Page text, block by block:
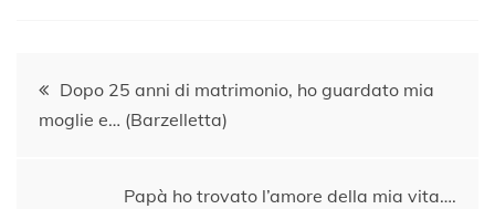
Navigazione
articoli
Dopo 25 anni di matrimonio, ho guardato mia
moglie e… (Barzelletta)
Papà ho trovato l’amore della mia vita….